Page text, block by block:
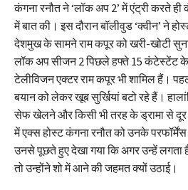
कंगना रनौत ने ‘लॉक अप 2’ में एंट्री करते
में बात की। इस दौरान बॉलीवुड ‘क्वीन’ ने
देशमुख के सामने राम कपूर को खरी-खोटी
लॉक अप सीजन 2 पिछले हफ्ते 15 कंटेस्टेंट
टेलीविजन एक्टर राम कपूर भी शामिल हैं।
बयान को लेकर खूब सुर्खियां बटो रहे हैं।
सेफ खेलने और किसी भी तरह के ड्रामा से दूर
में एक्स होस्ट कंगना रनौत को उनके
उनसे पूछते हुए देखा गया कि अगर उन्हें
तो उन्होंने शो में आने की जहमत क्यों उठाई।